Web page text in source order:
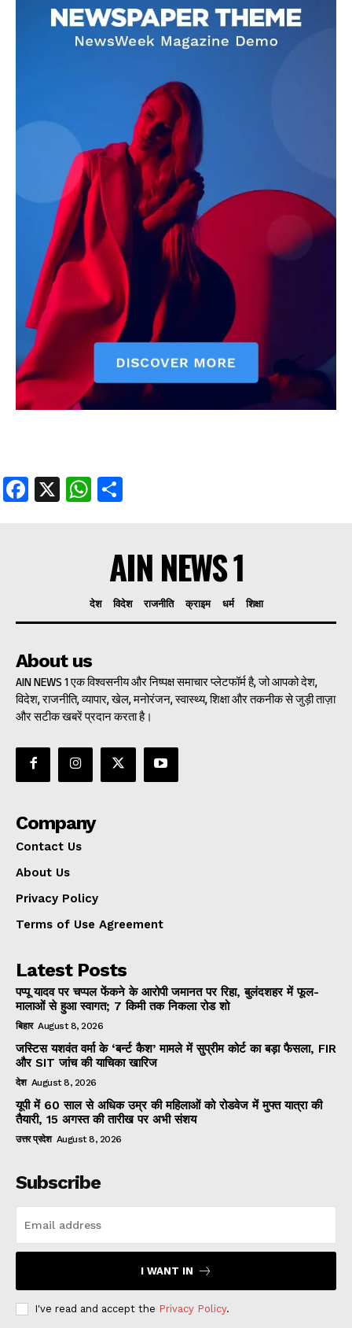
DOWNLOAD NOW
AIN NEWS 1
Contact Us
About Us
Privacy Policy
Terms of Use Agreement
Facebook
X WhatsApp
Share
Facebook
X WhatsApp
AIN NEWS 1
देश विदेश राजनीति क्राइम धर्म शिक्षा
About us
AIN NEWS 1 एक विश्वसनीय और निष्पक्ष समाचार प्लेटफॉर्म है, जो आपको देश,
विदेश, राजनीति, व्यापार, खेल, मनोरंजन, स्वास्थ्य, शिक्षा और तकनीक से जुड़ी ताज़ा
और सटीक खबरें प्रदान करता है।
Company
Contact Us
About Us
Privacy Policy
Terms of Use Agreement
Latest Posts
पप्पू यादव पर चप्पल फेंकने के आरोपी जमानत पर रिहा, बुलंदशहर में फूल-
मालाओं से हुआ स्वागत; 7 किमी तक निकला रोड शो
बिहार August 8, 2026
जस्टिस यशवंत वर्मा के ‘बर्न्ट कैश’ मामले में सुप्रीम कोर्ट का बड़ा फैसला, FIR
और SIT जांच की याचिका खारिज
देश August 8, 2026
यूपी में 60 साल से अधिक उम्र की महिलाओं को रोडवेज में मुफ्त यात्रा की
तैयारी, 15 अगस्त की तारीख पर अभी संशय
उत्तर प्रदेश August 8, 2026
Subscribe
I WANT IN
I've read and accept the Privacy Policy.